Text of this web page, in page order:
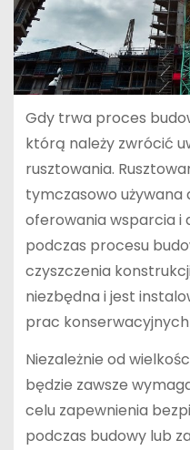
Gdy trwa proces
którą należy zwrócić
rusztowania.
tymczasowo używana
oferowania wsparcia i
podczas procesu
czyszczenia
niezbędna i jest
prac
Niezależnie od
będzie zawsze
celu zapewnienia
podczas budowy lub